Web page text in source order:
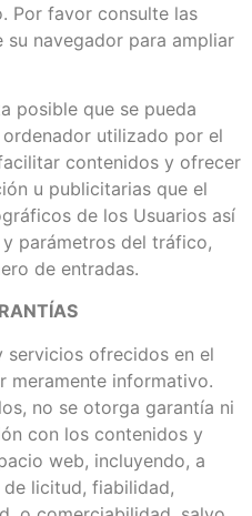
Por favor consulte las
su navegador para ampliar
posible que se pueda
utilizado por el
contenidos y ofrecer
u publicitarias que el
de los Usuarios así
parámetros del tráfico,
de entradas.
servicios ofrecidos en el
meramente informativo.
no se otorga garantía ni
con los contenidos y
web, incluyendo, a
licitud, fiabilidad,